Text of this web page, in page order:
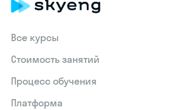
Все курсы
Стоимость занятий
Процесс обучения
Платформа